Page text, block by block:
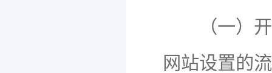
（一）开
网站设置的